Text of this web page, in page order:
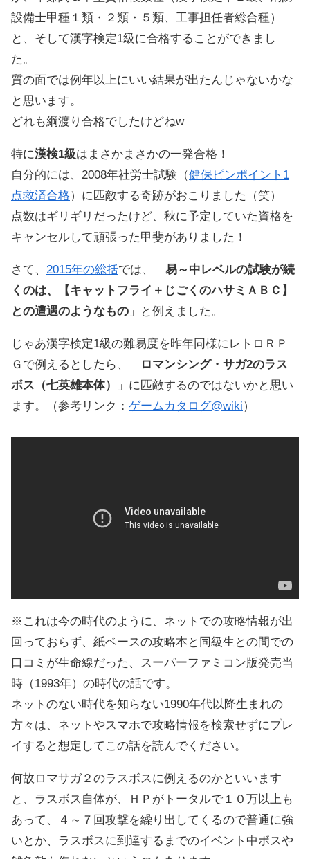
設備士甲種１類・２類・５類、工事担任者総合種）
と、そして漢字検定1級に合格することができまし
た。
質の面では例年以上にいい結果が出たんじゃないかな
と思います。
どれも綱渡り合格でしたけどねw
特に漢検1級はまさかまさかの一発合格！
自分的には、2008年社労士試験（健保ピンポイント1
点救済合格）に匹敵する奇跡がおこりました（笑）
点数はギリギリだったけど、秋に予定していた資格を
キャンセルして頑張った甲斐がありました！
さて、 2015年の総括では、「 易～中レベルの試験が続
くのは、【キャットフライ＋じごくのハサミＡＢＣ】
との遭遇のようなもの 」と例えました。
じゃあ漢字検定1級の難易度を昨年同様にレトロＲＰ
Ｇで例えるとしたら、「 ロマンシング・サガ2のラス
ボス（七英雄本体）
」に匹敵するのではないかと思い
ます。（参考リンク： ゲームカタログ@wiki）
※これは今の時代のように、ネットでの攻略情報が出
回っておらず、紙ベースの攻略本と同級生との間での
口コミが生命線だった、スーパーファミコン版発売当
時（1993年）の時代の話です。
ネットのない時代を知らない1990年代以降生まれの
方々は、ネットやスマホで攻略情報を検索せずにプレ
イすると想定してこの話を読んでください。
何故ロマサガ２のラスボスに例えるのかといいます
と、ラスボス自体が、ＨＰがトータルで１０万以上も
あって、４～７回攻撃を繰り出してくるので普通に強
いとか、ラスボスに到達するまでのイベント中ボスや